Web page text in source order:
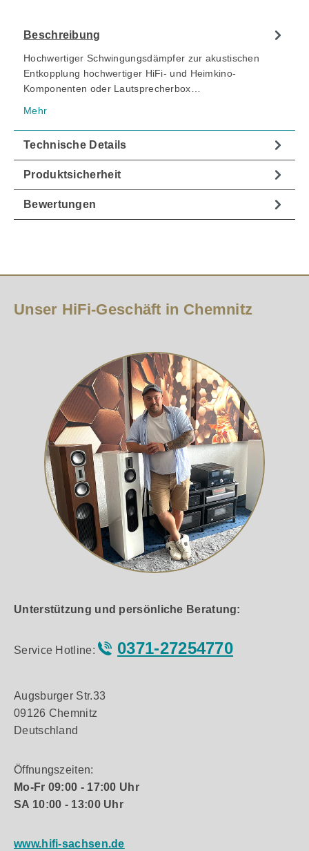
Beschreibung
Hochwertiger Schwingungsdämpfer zur akustischen
Entkopplung hochwertiger HiFi- und Heimkino-
Komponenten oder Lautsprecherbox…
Mehr
Technische Details
Produktsicherheit
Bewertungen
Unser HiFi-Geschäft in Chemnitz
Unterstützung und persönliche Beratung:
Service Hotline: 0371-27254770
Augsburger Str.33
09126 Chemnitz
Deutschland
Öffnungszeiten:
Mo-Fr 09:00 - 17:00 Uhr
SA 10:00 - 13:00 Uhr
www.hifi-sachsen.de